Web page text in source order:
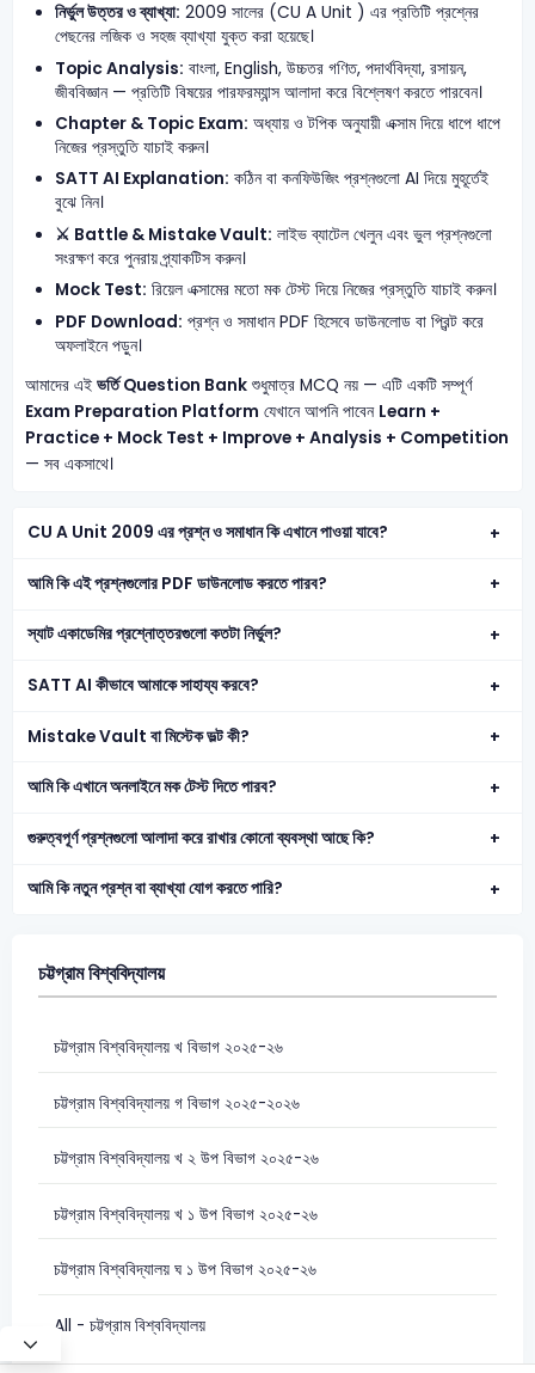
নির্ভুল উত্তর ও ব্যাখ্যা: 2009 সালের (CU A Unit ) এর প্রতিটি প্রশ্নের
পেছনের লজিক ও সহজ ব্যাখ্যা যুক্ত করা হয়েছে।
Topic Analysis: বাংলা, English, উচ্চতর গণিত, পদার্থবিদ্যা, রসায়ন,
জীববিজ্ঞান — প্রতিটি বিষয়ের পারফরম্যান্স আলাদা করে বিশ্লেষণ করতে পারবেন।
Chapter & Topic Exam: অধ্যায় ও টপিক অনুযায়ী এক্সাম দিয়ে ধাপে ধাপে
নিজের প্রস্তুতি যাচাই করুন।
SATT AI Explanation: কঠিন বা কনফিউজিং প্রশ্নগুলো AI দিয়ে মুহূর্তেই
বুঝে নিন।
⚔️ Battle & Mistake Vault: লাইভ ব্যাটেল খেলুন এবং ভুল প্রশ্নগুলো
সংরক্ষণ করে পুনরায় প্র্যাকটিস করুন।
Mock Test: রিয়েল এক্সামের মতো মক টেস্ট দিয়ে নিজের প্রস্তুতি যাচাই করুন।
PDF Download: প্রশ্ন ও সমাধান PDF হিসেবে ডাউনলোড বা প্রিন্ট করে
অফলাইনে পড়ুন।
আমাদের এই ভর্তি Question Bankশুধুমাত্র MCQ নয় — এটি একটি সম্পূর্ণ
Exam Preparation Platform যেখানে আপনি পাবেন Learn +
Practice + Mock Test + Improve + Analysis + Competition
— সব একসাথে।
CU A Unit 2009 এর প্রশ্ন ও সমাধান কি এখানে পাওয়া যাবে?
আমি কি এই প্রশ্নগুলোর PDF ডাউনলোড করতে পারব?
স্যাট একাডেমির প্রশ্নোত্তরগুলো কতটা নির্ভুল?
SATT AI কীভাবে আমাকে সাহায্য করবে?
Mistake Vault বা মিস্টেক ভল্ট কী?
আমি কি এখানে অনলাইনে মক টেস্ট দিতে পারব?
গুরুত্বপূর্ণ প্রশ্নগুলো আলাদা করে রাখার কোনো ব্যবস্থা আছে কি?
আমি কি নতুন প্রশ্ন বা ব্যাখ্যা যোগ করতে পারি?
চট্টগ্রাম বিশ্ববিদ্যালয়
চট্টগ্রাম বিশ্ববিদ্যালয় খ বিভাগ ২০২৫-২৬
চট্টগ্রাম বিশ্ববিদ্যালয় গ বিভাগ ২০২৫-২০২৬
চট্টগ্রাম বিশ্ববিদ্যালয় খ ২ উপ বিভাগ ২০২৫-২৬
চট্টগ্রাম বিশ্ববিদ্যালয় খ ১ উপ বিভাগ ২০২৫-২৬
চট্টগ্রাম বিশ্ববিদ্যালয় ঘ ১ উপ বিভাগ ২০২৫-২৬
All - চট্টগ্রাম বিশ্ববিদ্যালয়